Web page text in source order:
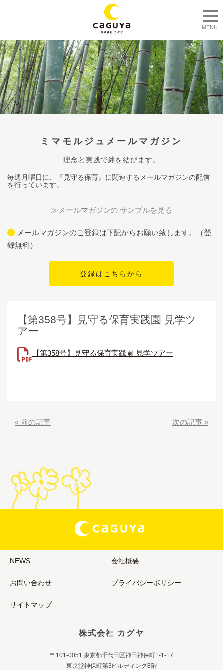
MENU
ミマモルジュメールマガジン
理念と実践で絆を結びます。
毎週月曜日に、『見守る保育』に関連するメールマガジンの配信
を行っています。
≫メールマガジンの サンプルを見る
メールマガジンのご登録は下記からお願い致します。（登
録無料）
【第358号】見守る保育実践園 見学ツ
アー
【第358号】見守る保育実践園 見学ツアー
« 前の記事 次の記事 »
NEWS 会社概要
お問い合わせ プライバシーポリシー
サイトマップ
株式会社 カグヤ
〒101-0051 東京都千代田区神田神保町1-1-17
東京堂神保町第3ビルディング8階